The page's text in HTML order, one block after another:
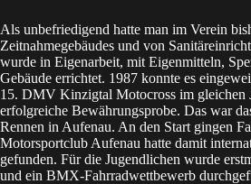
Als unbefriedigend hatte man im Verein
Zeitnahmegebäudes und von
wurde in Eigenarbeit, mit Eigenmitteln,
Gebäude errichtet. 1987 konnte es
15. DMV Kinzigtal Motocross im gleichen
erfolgreiche Bewährungsprobe. Das war
Rennen in Aufenau. An den Start gingen
Motorsportclub Aufenau hatte damit
gefunden. Für die Jugendlichen wurde
und ein BMX-Fahrradwettbewerb